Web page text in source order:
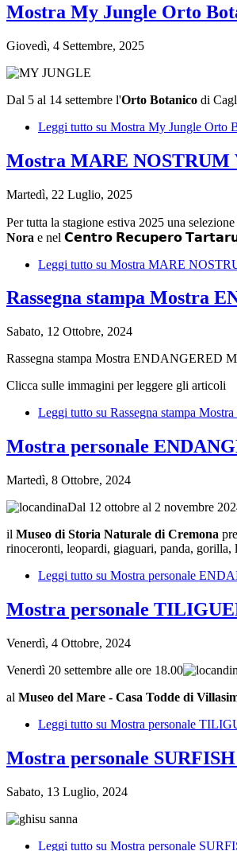
Mostra My Jungle Orto
Giovedì, 4 Settembre, 2025
Dal 5 al 14 settembre l'Orto Botanico di
Leggi tutto su Mostra My Jungle Orto
Mostra MARE NOSTRUM
Martedì, 22 Luglio, 2025
Per tutta la stagione estiva 2025 una
Nora e nel 𝗖𝗲𝗻𝘁𝗿𝗼 𝗥𝗲𝗰𝘂𝗽𝗲𝗿𝗼
Leggi tutto su Mostra MARE
Rassegna stampa Mostra
Sabato, 12 Ottobre, 2024
Rassegna stampa Mostra ENDANGERED
Clicca sulle immagini per leggere gli articoli
Leggi tutto su Rassegna stampa
Mostra personale
Martedì, 8 Ottobre, 2024
Dal 12 ottobre al 2 novembre
il Museo di Storia Naturale di Cremona
rinoceronti, leopardi, giaguari, panda, gorilla,
Leggi tutto su Mostra personale
Mostra personale
Venerdì, 4 Ottobre, 2024
Venerdì 20 settembre alle ore 18.00
al Museo del Mare - Casa Todde di
Leggi tutto su Mostra personale
Mostra personale
Sabato, 13 Luglio, 2024
Leggi tutto su Mostra personale